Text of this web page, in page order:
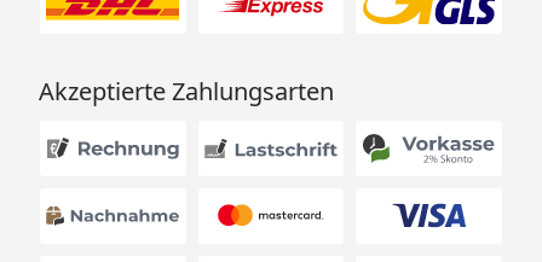
Akzeptierte Zahlungsarten